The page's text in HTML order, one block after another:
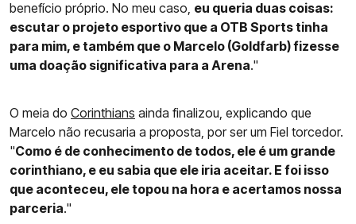
benefício próprio. No meu caso, eu queria duas coisas:
escutar o projeto esportivo que a OTB Sports tinha
para mim, e também que o Marcelo (Goldfarb) fizesse
uma doação significativa para a Arena."
O meia do Corinthians ainda finalizou, explicando que
Marcelo não recusaria a proposta, por ser um Fiel torcedor.
"Como é de conhecimento de todos, ele é um grande
corinthiano, e eu sabia que ele iria aceitar. E foi isso
que aconteceu, ele topou na hora e acertamos nossa
parceria."